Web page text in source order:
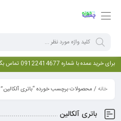
برای خرید عمده با شماره 09122414677 تماس بگیرید
خانه/ محصولات برچسب خورده “باتری آلکالین”
باتری آلکالین